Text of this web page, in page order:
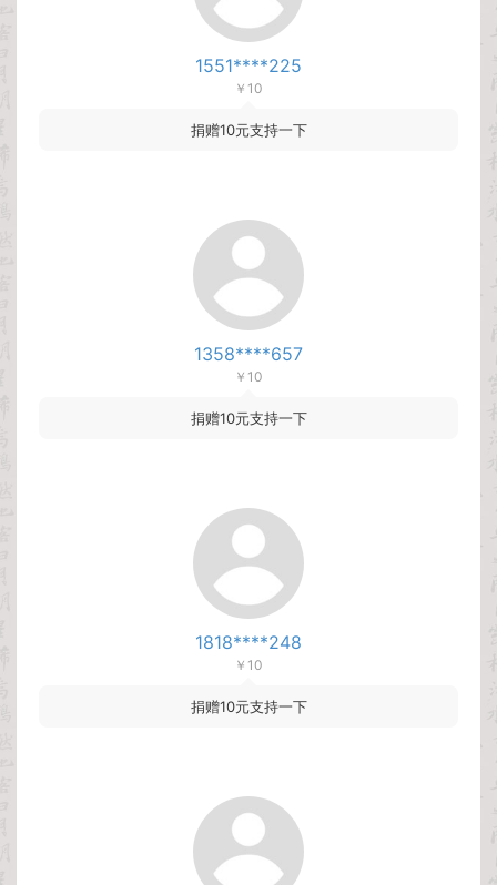
1551****225
￥10
捐赠10元支持一下
1358****657
￥10
捐赠10元支持一下
1818****248
￥10
捐赠10元支持一下